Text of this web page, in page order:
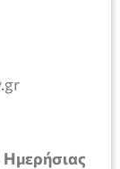
Ημερήσιας